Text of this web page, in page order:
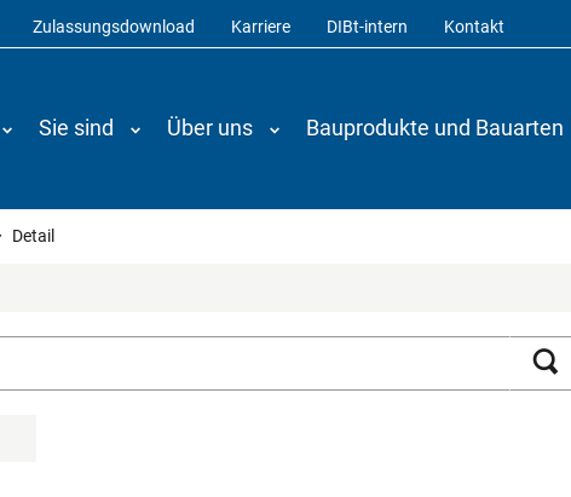
Zulassungsdownload Karriere DIBt-intern Kontakt
Sie sind Über uns Bauprodukte und Bauarten
Detail